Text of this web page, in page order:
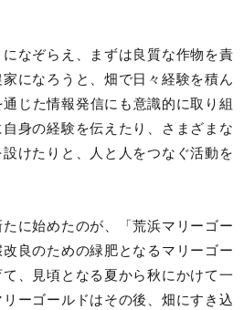
なぞらえ、まずは良質な作物を責
になろうと、畑で日々経験を積ん
じた情報発信にも意識的に取り組
身の経験を伝えたり、さまざまな
けたりと、人と人をつなぐ活動を
に始めたのが、「荒浜マリーゴー
良のための緑肥となるマリーゴー
、見頃となる夏から秋にかけて一
ーゴールドはその後、畑にすき込